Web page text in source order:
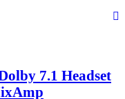
7.1 Headset